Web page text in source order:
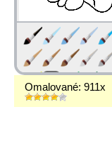
Omalované: 911x